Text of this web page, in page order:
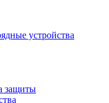
устройства
защиты